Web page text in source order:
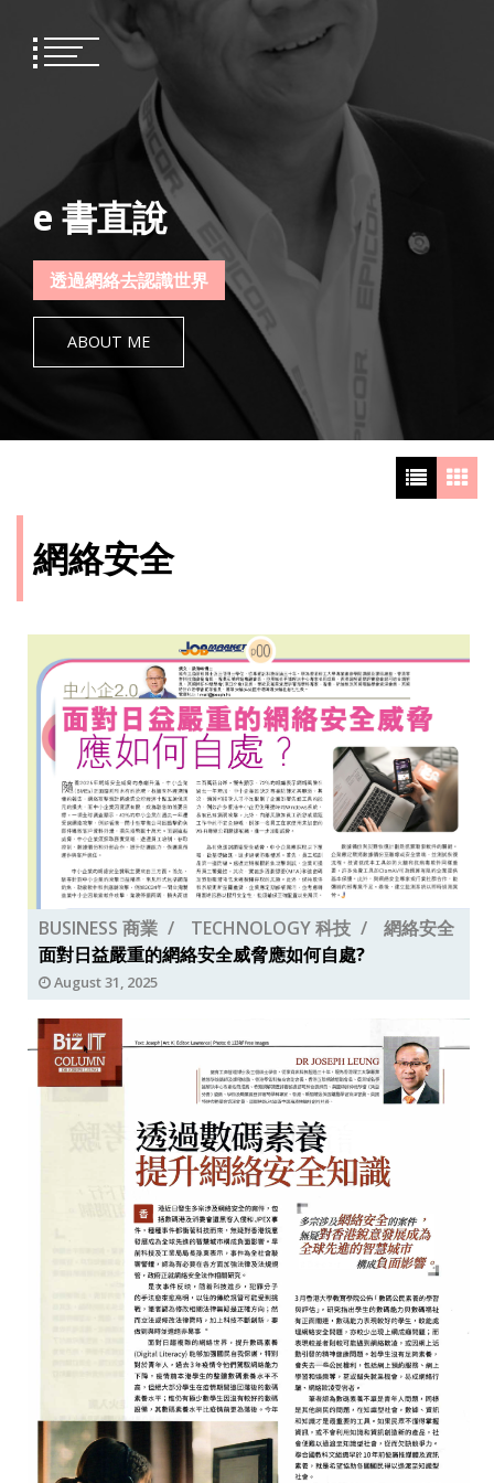
content
e 書直說
透過網絡去認識世界
ABOUT ME
網絡安全
BUSINESS 商業 TECHNOLOGY 科技
網絡安全
面對日益嚴重的網絡安全威脅應如何自處?
August 31, 2025